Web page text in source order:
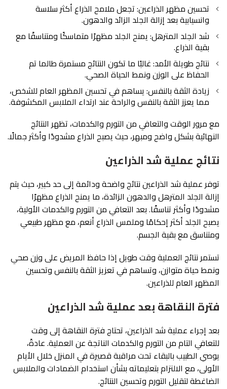
تحسين مظهر الذراعين: تجعل ملامح الذراع أكثر سلاسة
وانسيابية بعد إزالة الجلد الزائد والدهون.
شد الجلد المترهل: يمنح الجلد مظهرًا متماسكًا ومتناسقًا مع
بقية الذراع.
نتائج طويلة الأمد: غالبًا ما تكون النتائج مستمرة طالما تم
الحفاظ على الوزن ونمط الحياة الصحي.
زيادة الثقة بالنفس: يساهم في تحسين المظهر العام للشخص،
مما يعزز الثقة بالنفس والراحة عند ارتداء الملابس المكشوفة.
مع مرور الوقت والتعافي من التورم والكدمات، تظهر النتائج
النهائية بشكل واضح ومبهر، حيث يصبح الذراع مشدودًا وأكثر جمالًا.
نتائج عملية شد الذراعين
توفر عملية شد الذراعين نتائج واضحة ودائمة إلى حد كبير، حيث يتم
إزالة الجلد المترهل والدهون الزائدة، ما يمنح الذراع مظهرًا
مشدودًا وأكثر تناسقًا. بعد التعافي من التورم والكدمات الأولية،
يصبح الجلد أكثر إحكامًا وملمس الذراع أنعم، مع مظهر طبيعي
ومتناسق مع بقية الجسم.
تستمر نتائج العملية وقت طويل إذا حافظ المريض على وزن صحي
ونمط حياة متوازن، وتساهم في تعزيز الثقة بالنفس وتحسين
المظهر العام للذراعين.
فترة النقاهة بعد عملية شد الذراعين
بعد إجراء عملية شد الذراعين، تحتاج فترة النقاهة إلى وقت
للتعافي التام من التورم والكدمات الناتجة عن العملية. عادةً،
يوصي الطبيب بالبقاء تحت مراقبة قصيرة في المنزل خلال الأيام
الأولى، مع الالتزام بتعليماته بشأن استخدام الضمادات والملابس
الضاغطة لتقليل التورم وتحسين النتائج.